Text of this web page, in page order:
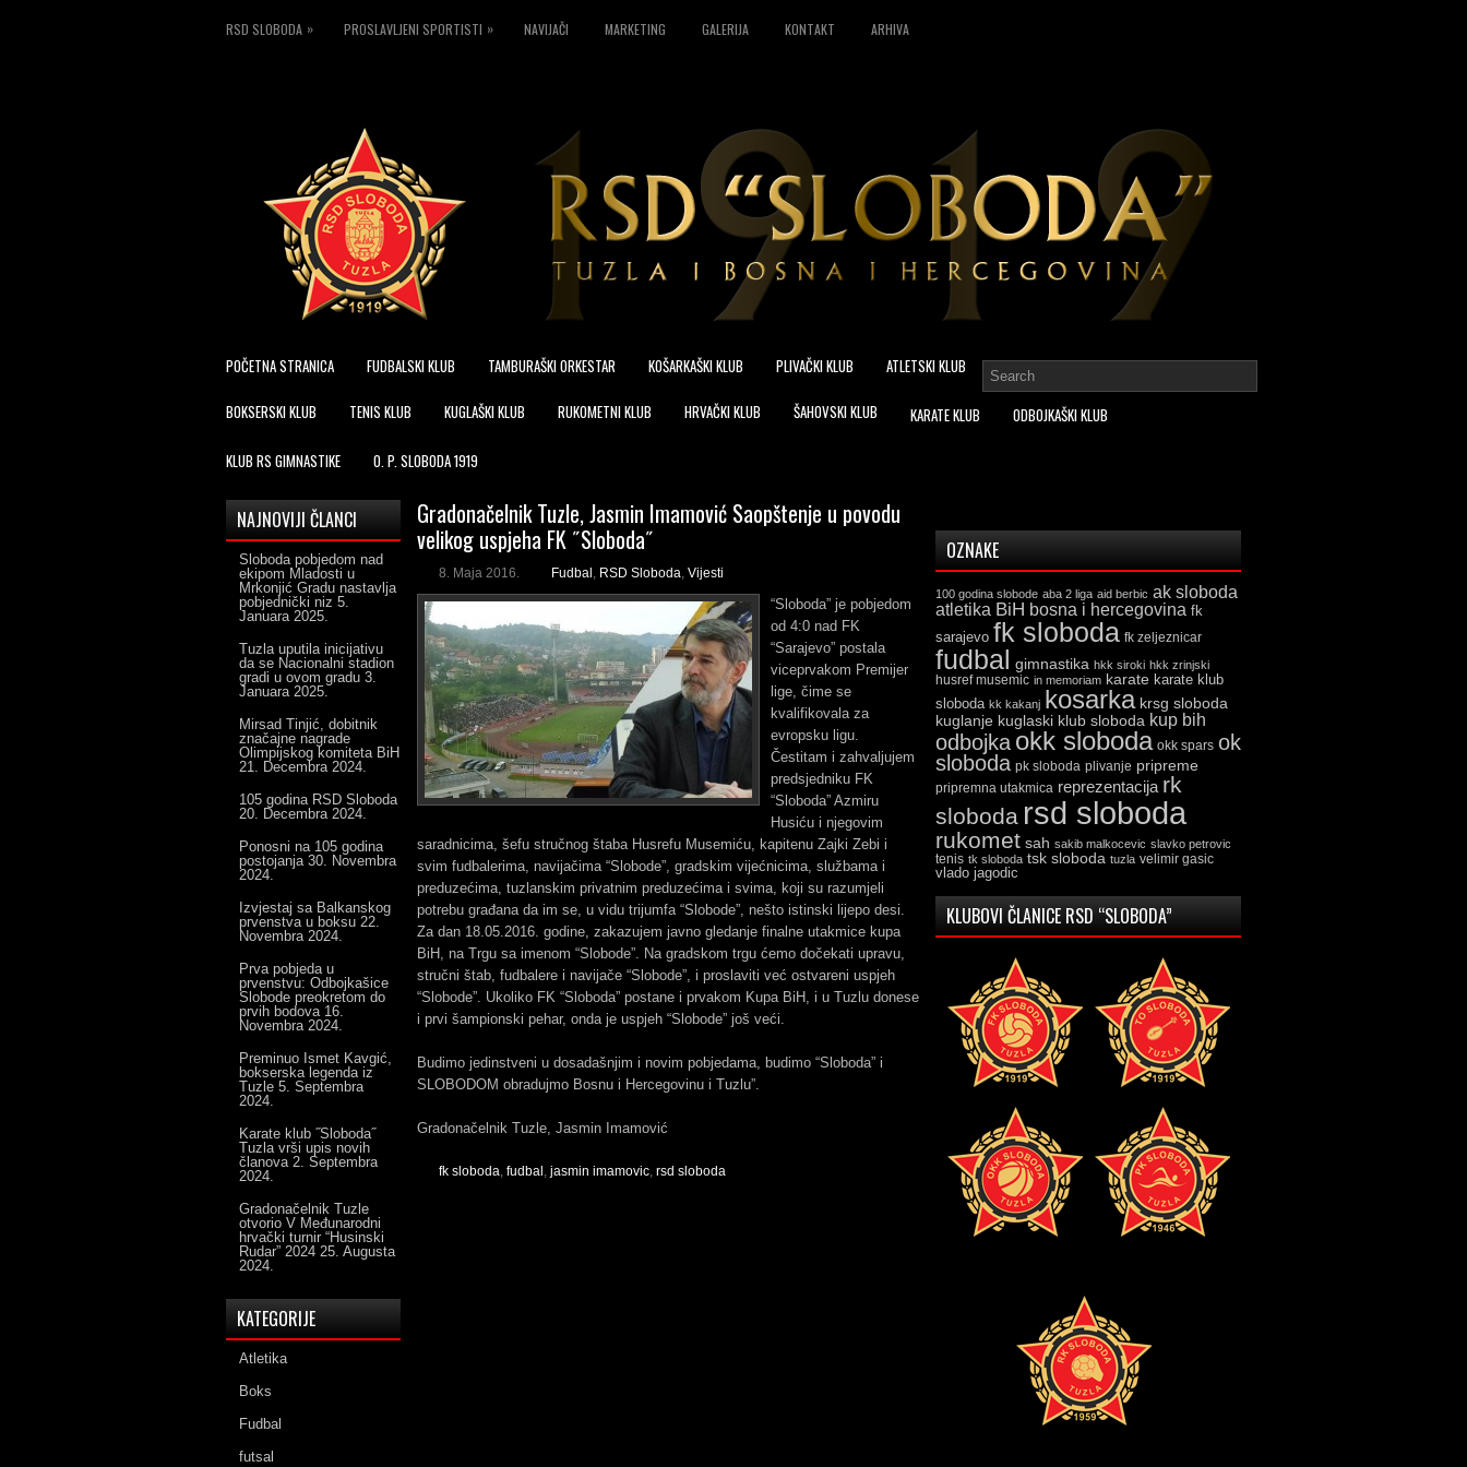
RSD SLOBODA » PROSLAVLJENI SPORTISTI » NAVIJAČI MARKETING GALERIJA KONTAKT ARHIVA
POČETNA STRANICA FUDBALSKI KLUB TAMBURAŠKI ORKESTAR KOŠARKAŠKI KLUB PLIVAČKI KLUB ATLETSKI KLUB
BOKSERSKI KLUB TENIS KLUB KUGLAŠKI KLUB RUKOMETNI KLUB HRVAČKI KLUB ŠAHOVSKI KLUB KARATE KLUB ODBOJKAŠKI KLUB
KLUB RS GIMNASTIKE O. P. SLOBODA 1919
Gradonačelnik Tuzle, Jasmin Imamović Saopštenje u povodu
velikog uspjeha FK ˝Sloboda˝
8. Maja 2016. Fudbal , RSD Sloboda, Vijesti
“Sloboda” je pobjedom
od 4:0 nad FK
“Sarajevo” postala
viceprvakom Premijer
lige, čime se
kvalifikovala za
evropsku ligu.
Čestitam i zahvaljujem
predsjedniku FK
“Sloboda” Azmiru
Husiću i njegovim
saradnicima, šefu stručnog štaba Husrefu Musemiću, kapitenu Zajki Zebi i
svim fudbalerima, navijačima “Slobode”, gradskim vijećnicima, službama i
preduzećima, tuzlanskim privatnim preduzećima i svima, koji su razumjeli
potrebu građana da im se, u vidu trijumfa “Slobode”, nešto istinski lijepo desi.
Za dan 18.05.2016. godine, zakazujem javno gledanje finalne utakmice kupa
BiH, na Trgu sa imenom “Slobode”. Na gradskom trgu ćemo dočekati upravu,
stručni štab, fudbalere i navijače “Slobode”, i proslaviti već ostvareni uspjeh
“Slobode”. Ukoliko FK “Sloboda” postane i prvakom Kupa BiH, i u Tuzlu donese
i prvi šampionski pehar, onda je uspjeh “Slobode” još veći.
Budimo jedinstveni u dosadašnjim i novim pobjedama, budimo “Sloboda” i
SLOBODOM obradujmo Bosnu i Hercegovinu i Tuzlu”.
Gradonačelnik Tuzle, Jasmin Imamović
fk sloboda, fudbal , jasmin imamovic, rsd sloboda
NAJNOVIJI ČLANCI
Sloboda pobjedom nad
ekipom Mladosti u
Mrkonjić Gradu nastavlja
pobjednički niz 5.
Januara 2025.
Tuzla uputila inicijativu
da se Nacionalni stadion
gradi u ovom gradu 3.
Januara 2025.
Mirsad Tinjić, dobitnik
značajne nagrade
Olimpijskog komiteta BiH
21. Decembra 2024.
105 godina RSD Sloboda
20. Decembra 2024.
Ponosni na 105 godina
postojanja 30. Novembra
2024.
Izvjestaj sa Balkanskog
prvenstva u boksu 22.
Novembra 2024.
Prva pobjeda u
prvenstvu: Odbojkašice
Slobode preokretom do
prvih bodova 16.
Novembra 2024.
Preminuo Ismet Kavgić,
bokserska legenda iz
Tuzle 5. Septembra
2024.
Karate klub ˝Sloboda˝
Tuzla vrši upis novih
članova 2. Septembra
2024.
Gradonačelnik Tuzle
otvorio V Međunarodni
hrvački turnir “Husinski
Rudar” 2024 25. Augusta
2024.
KATEGORIJE
Atletika
Boks
Fudbal
futsal
OZNAKE
100 godina slobode aba 2 liga aid berbic ak sloboda
atletika BiH bosna i hercegovina fk
sarajevo fk sloboda fk zeljeznicar
fudbal gimnastika hkk siroki hkk zrinjski
husref musemic in memoriam karate karate klub
sloboda kk kakanj kosarka krsg sloboda
kuglanje kuglaski klub sloboda kup bih
odbojka okk sloboda okk spars ok
sloboda pk sloboda plivanje pripreme
pripremna utakmica reprezentacija rk
sloboda rsd sloboda
rukomet sah sakib malkocevic slavko petrovic
tenis tk sloboda tsk sloboda tuzla velimir gasic
vlado jagodic
KLUBOVI ČLANICE RSD “SLOBODA”